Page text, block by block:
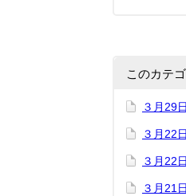
このカテ
３月29
３月22
３月22
３月21